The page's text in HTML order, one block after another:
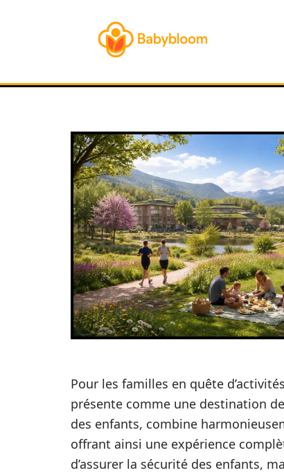
Pour les familles en quête
présente comme une destination
des enfants, combine
offrant ainsi une expérience
d’assurer la sécurité des enfants,